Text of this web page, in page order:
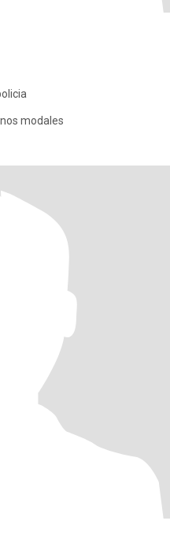
modales